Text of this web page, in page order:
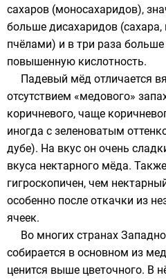
сахаров (моносахаридов),
больше дисахаридов (сахара,
пчёлами) и в три раза больше
повышенную кислотность.
Падевый мёд отличается
отсутствием «медового»
коричневого, чаще
иногда с зеленоватым
дубе). На вкус он очень
вкуса нектарного мёда.
гигроскопичен, чем
особенно после откачки из
ячеек.
Во многих странах
собирается в основном из
ценится выше цветочного. В